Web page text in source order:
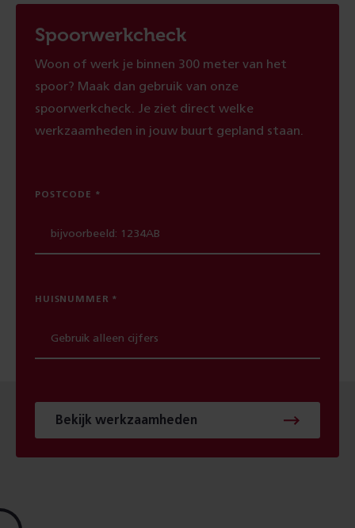
Spoorwerkcheck
Woon of werk je binnen 300 meter van het
spoor? Maak dan gebruik van onze
spoorwerkcheck. Je ziet direct welke
werkzaamheden in jouw buurt gepland staan.
POSTCODE
HUISNUMMER
Bekijk werkzaamheden